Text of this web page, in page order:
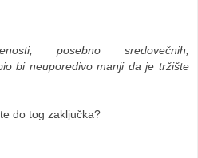
posebno sredovečnih,
bi neuporedivo manji da je tržište
do tog zaključka?